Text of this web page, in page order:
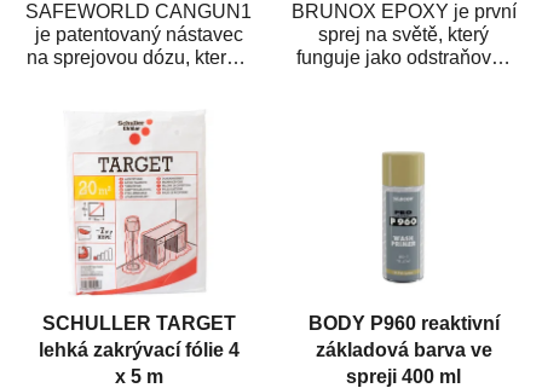
SAFEWORLD CANGUN1
je patentovaný nástavec
na sprejovou dózu, který ji
BRUNOX EPOXY je první
sprej na světě, který
funguje jako odstraňovač
SCHULLER TARGET
lehká zakrývací fólie 4
x 5 m
BODY P960 reaktivní
základová barva ve
spreji 400 ml